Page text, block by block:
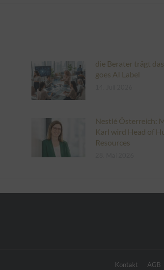
die Berater trägt das
goes AI Label
Nestlé Österreich:
Karl wird Head of
Resources
Kontakt AGB